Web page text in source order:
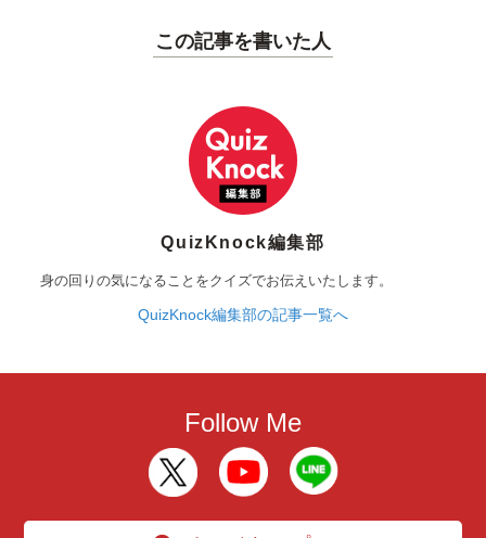
この記事を書いた人
QuizKnock編集部
身の回りの気になることをクイズでお伝えいたします。
QuizKnock編集部の記事一覧へ
Follow Me